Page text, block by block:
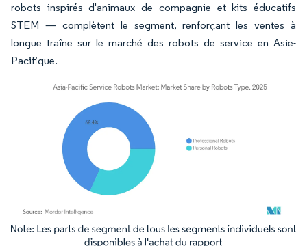
robots inspirés d'animaux de compagnie et kits éducatifs
STEM — complètent le segment, renforçant les ventes à
longue traîne sur le marché des robots de service en Asie-
Pacifique.
Image © Mordor Intelligence. La réutilisation nécessite une attribution sous CC BY